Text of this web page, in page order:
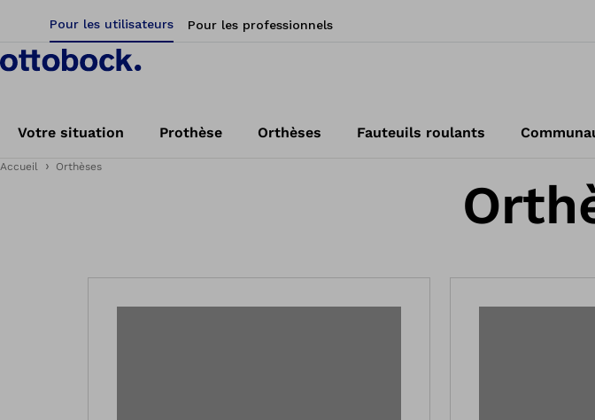
Pour les utilisateurs Pour les professionnels
Votre situation Prothèse Orthèses Fauteuils roulants
Accueil Orthèses